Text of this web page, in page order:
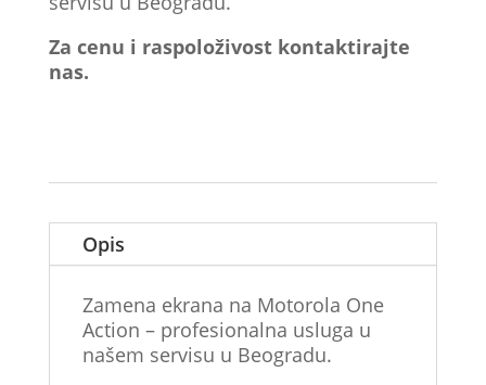
Za cenu i raspoloživost kontaktirajte
nas.
Opis
Zamena ekrana na Motorola One
Action – profesionalna usluga u
našem servisu u Beogradu.